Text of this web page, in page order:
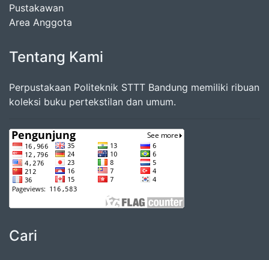
Pustakawan
Area Anggota
Tentang Kami
Perpustakaan Politeknik STTT Bandung memiliki ribuan
koleksi buku pertekstilan dan umum.
Cari